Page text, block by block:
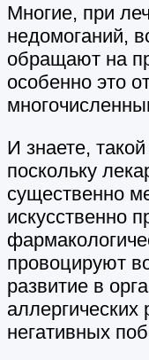
Многие, при
недомоганий,
обращают на
особенно это
И знаете,
поскольку
существенно
искусственно
провоцируют
развитие в
негативных